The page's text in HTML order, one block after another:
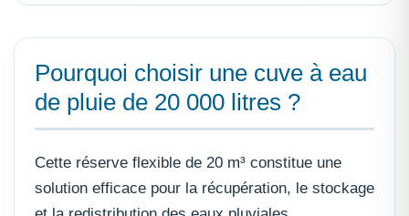
Pourquoi choisir une cuve à eau
de pluie de 20 000 litres ?
Cette réserve flexible de 20 m³ constitue une
solution efficace pour la récupération, le stockage